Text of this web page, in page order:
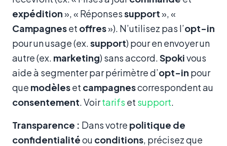
expédition», « Réponsessupport», «
Campagneset offres»). N’utilisez pas l’opt-in
pour un usage (ex.support) pour en envoyer un
autre (ex. marketing) sans accord.Spokivous
aide à segmenter par périmètre d’opt-in pour
que modèleset campagnescorrespondent au
consentement. Voirtarifs et support.
Transparence : Dans votre politique de
confidentialitéou conditions, précisez que